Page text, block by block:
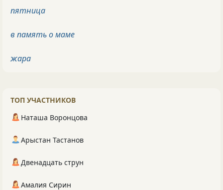
пятница
в память о маме
жара
ТОП УЧАСТНИКОВ
Наташа Воронцова
Арыстан Тастанов
Двенадцать струн
Амалия Сирин